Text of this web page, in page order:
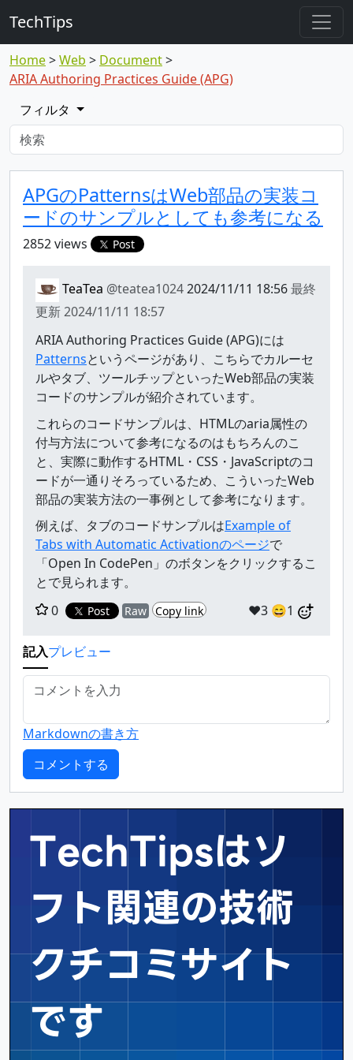
TechTips
Home Web
Document
ARIA Authoring Practices Guide (APG)
フィルタ
対象のTopic
Topic
APGのPatternsはWeb部品の実装コ
ードのサンプルとしても参考になる
2852 views Post
TeaTea @teatea10242024/11/11 18:56最終
更新2024/11/11 18:57
ARIA Authoring Practices Guide (APG)には
Patternsというページがあり、こちらでカルーセ
ルやタブ、ツールチップといったWeb部品の実装
コードのサンプルが紹介されています。
これらのコードサンプルは、HTMLのaria属性の
付与方法について参考になるのはもちろんのこ
と、実際に動作するHTML・CSS・JavaScriptのコ
ードが一通りそろっているため、こういったWeb
部品の実装方法の一事例として参考になります。
例えば、タブのコードサンプルはExample of
Tabs with Automatic Activationのページで
「Open In CodePen」のボタンをクリックするこ
とで見られます。
0
Post Raw Copy link ❤️3 😄1
記入プレビュー
Markdownの書き方
TechTipsはソ
フト関連の技術
クチコミサイト
です